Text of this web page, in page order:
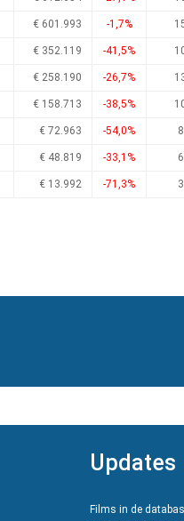
€ 601.993 -1,7%
€ 352.119 -41,5%
€ 258.190 -26,7%
€ 158.713 -38,5%
€ 72.963 -54,0%
€ 48.819 -33,1%
€ 13.992 -71,3%
Updates
Films in de